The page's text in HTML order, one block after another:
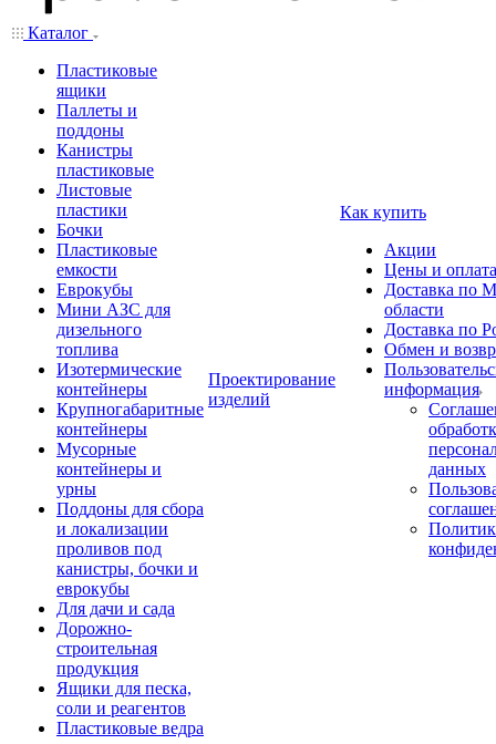
Каталог
Пластиковые
ящики
Паллеты и
поддоны
Канистры
пластиковые
Листовые
пластики
Бочки
Пластиковые
емкости
Еврокубы
Мини АЗС для
дизельного
топлива
Изотермические
контейнеры
Крупногабаритные
контейнеры
Мусорные
контейнеры и
урны
Поддоны для сбора
и локализации
проливов под
канистры, бочки и
еврокубы
Для дачи и сада
Дорожно-
строительная
продукция
Ящики для песка,
соли и реагентов
Пластиковые ведра
Проектирование
изделий
Как купить
Акции
Цены и оплата
Доставка по
области
Доставка по
Обмен и
информация
данных